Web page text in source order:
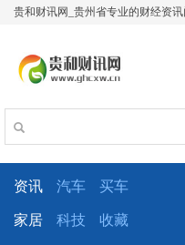
贵和财讯网_贵州省专业的财经资
资讯 汽车 买车
家居 科技 收藏